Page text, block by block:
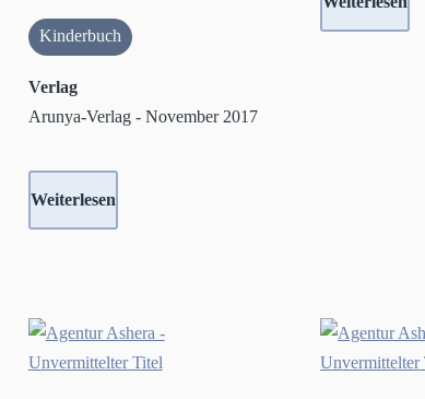
Kinderbuch
Verlag
Arunya-Verlag - November 2017
Weiterlesen